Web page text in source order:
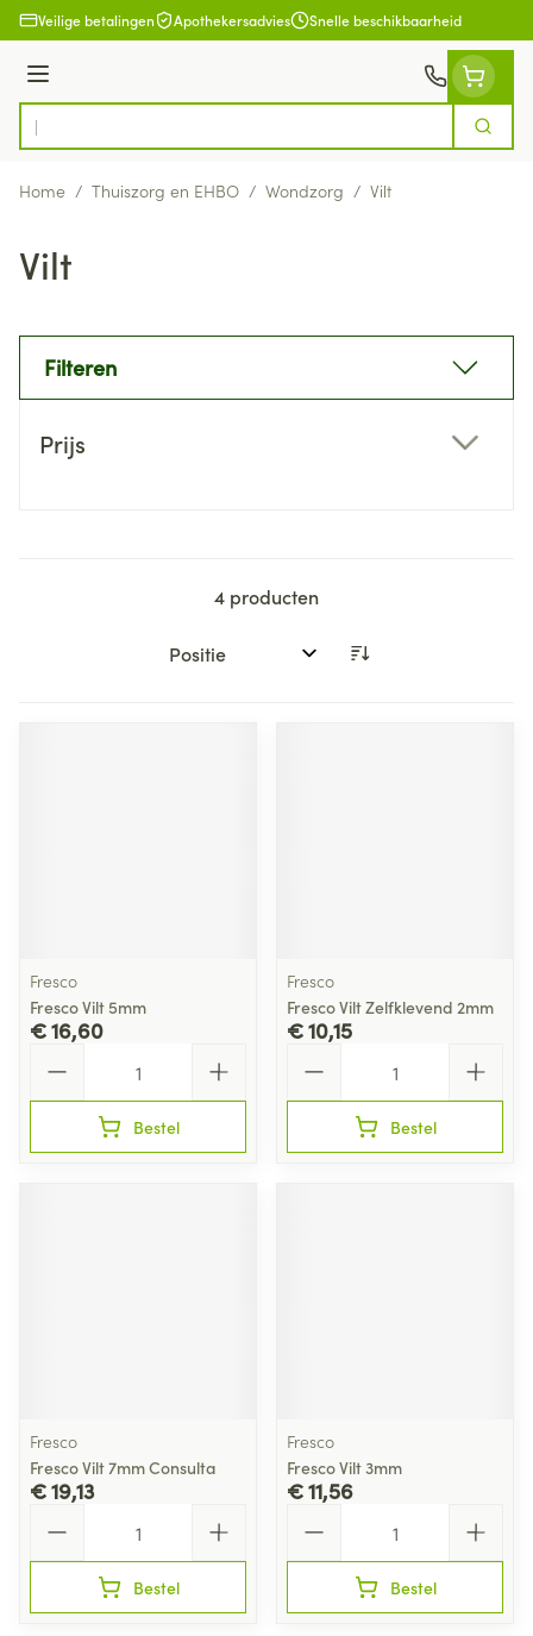
Ga naar de inhoud
Veilige betalingen Apothekersadvies Snelle beschikbaarheid
Menu
Product, merk, categorie...
Zoek
Home / Thuiszorg en EHBO / Wondzorg / Vilt
Vilt
Filteren
Prijs
4 producten
Sorteer op:
Fresco
Fresco Vilt 5mm
€ 16,60
Bestel
Fresco
Fresco Vilt Zelfklevend 2mm
€ 10,15
Bestel
Fresco
Fresco Vilt 7mm Consulta
€ 19,13
Bestel
Fresco
Fresco Vilt 3mm
€ 11,56
Bestel